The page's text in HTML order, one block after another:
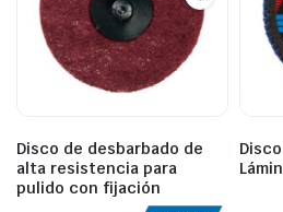
Disco de desbarbado de
alta resistencia para
pulido con fijación